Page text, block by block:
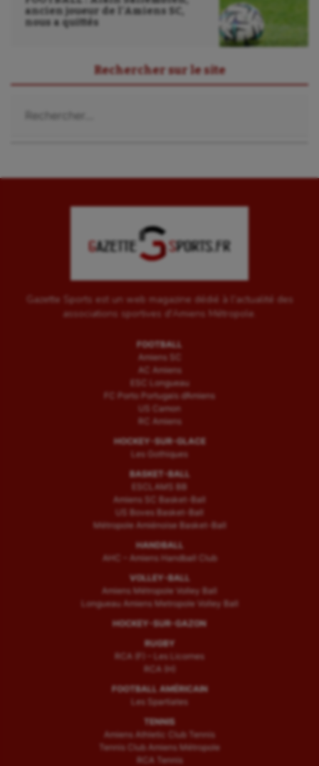
Sport-entreprise
Triathlon
UNSS
Voile
Wakeboard
ancien joueur de l’Amiens SC,
nous a quittés
Rechercher sur le site
Gazette Sports est un web magazine dédié à l'actualité des
associations sportives d'Amiens Métropole.
FOOTBALL
Amiens SC
AC Amiens
ESC Longueau
FC Porto Portugais d’Amiens
US Camon
RC Amiens
HOCKEY-SUR-GLACE
Les Gothiques
BASKET-BALL
ESCLAMS BB
Amiens SC Basket-Ball
US Boves Basket-Ball
Métropole Amiénoise Basket-Ball
HANDBALL
AHC – Amiens Handball Club
VOLLEY-BALL
Amiens Métropole Volley Ball
Longueau Amiens Metropole Volley Ball
HOCKEY-SUR-GAZON
RUGBY
RCA (F) – Les Licornes
RCA (H)
FOOTBALL AMÉRICAIN
Les Spartiates
TENNIS
Amiens Athletic Club Tennis
Tennis Club Amiens Métropole
RCA Tennis